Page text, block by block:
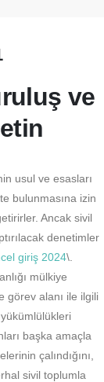
ve
usul ve esasları
bulunmasına izin
Ancak sivil
denetimler
giriş 2024\.
mülkiye
görev alanı ile ilgili
başka amaçla
çalındığını,
sivil toplumla